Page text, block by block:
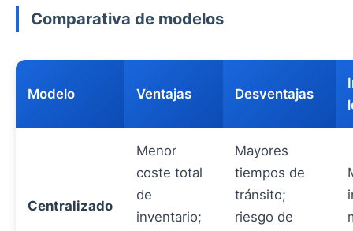
Comparativa de modelos
Modelo Ventajas Desventajas
Centralizado
Menor
coste total
de
inventario;
Mayores
tiempos de
tránsito;
riesgo de